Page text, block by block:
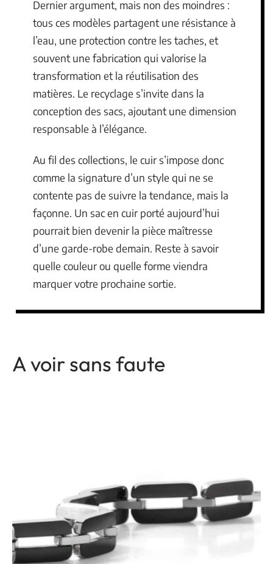
Dernier argument, mais non des moindres :
tous ces modèles partagent une résistance à
l’eau, une protection contre les taches, et
souvent une fabrication qui valorise la
transformation et la réutilisation des
matières. Le recyclage s’invite dans la
conception des sacs, ajoutant une dimension
responsable à l’élégance.
Au fil des collections, le cuir s’impose donc
comme la signature d’un style qui ne se
contente pas de suivre la tendance, mais la
façonne. Un sac en cuir porté aujourd’hui
pourrait bien devenir la pièce maîtresse
d’une garde-robe demain. Reste à savoir
quelle couleur ou quelle forme viendra
marquer votre prochaine sortie.
A voir sans faute